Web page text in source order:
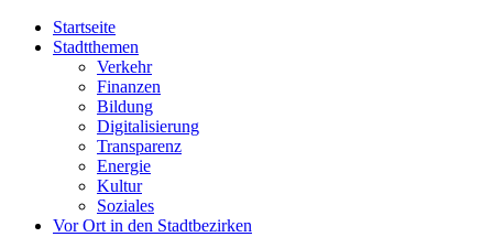
Startseite
Stadtthemen
Verkehr
Finanzen
Bildung
Digitalisierung
Transparenz
Energie
Kultur
Soziales
Vor Ort in den Stadtbezirken